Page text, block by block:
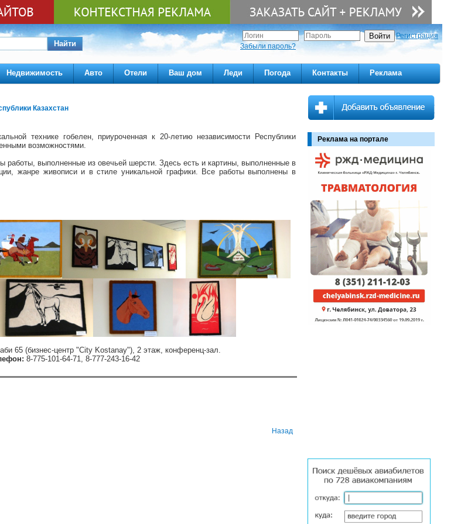
Найти
Регистрация
Забыли пароль?
Недвижимость Авто Отели Ваш дом Леди Погода Контакты Реклама
Казахстан
технике гобелен, приуроченная к 20-летию независимости Республики
возможностями.
работы, выполненные из овечьей шерсти. Здесь есть и картины, выполненные в
жанре живописи и в стиле уникальной графики. Все работы выполнены в
65 (бизнес-центр "City Kostanay"), 2 этаж, конференц-зал.
8-775-101-64-71, 8-777-243-16-42
Назад
Реклама на портале